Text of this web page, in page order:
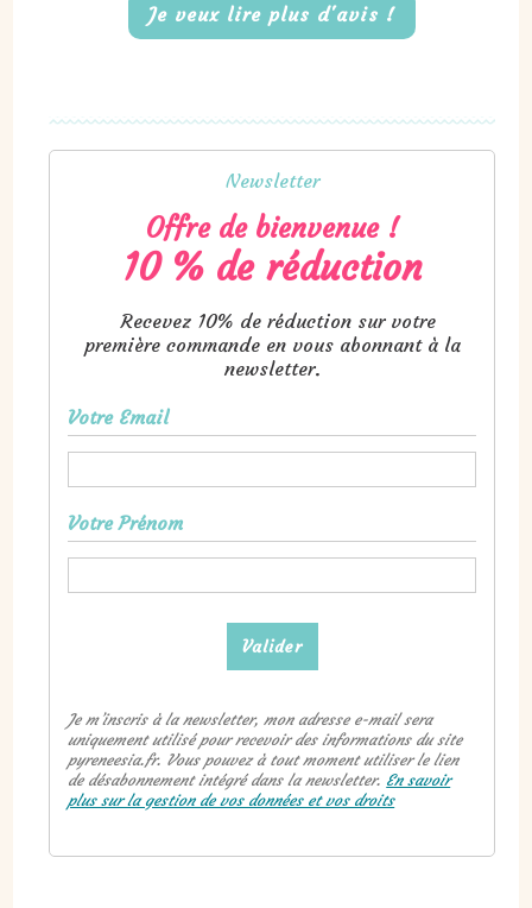
Je veux lire plus d'avis !
Newsletter
Offre de bienvenue !
10 % de réduction
Recevez 10% de réduction sur votre
première commande en vous abonnant à la
newsletter.
Votre Email
Votre Prénom
Valider
Je m’inscris à la newsletter, mon adresse e-mail sera
uniquement utilisé pour recevoir des informations du site
pyreneesia.fr. Vous pouvez à tout moment utiliser le lien
de désabonnement intégré dans la newsletter. En savoir
plus sur la gestion de vos données et vos droits